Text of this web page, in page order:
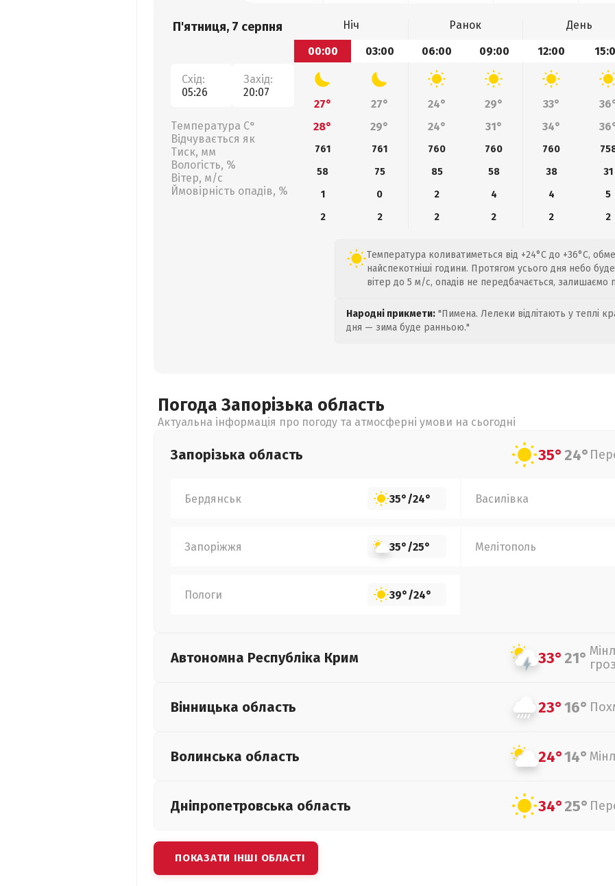
П'ятниця, 7 серпня
Схід:
05:26
Захід:
20:07
Температура С°
Відчувається як
Тиск, мм
Вологість, %
Вітер, м/с
Ймовірність опадів, %
Ніч Ранок День
00:00
03:00 06:00 09:00 12:00
27° 27° 24° 29° 33°
28°
29° 24° 31° 34°
761 761 760 760 760
58
75 85 58 38 31
1
0 2 4 4 5
2
2 2 2 2 2
Температура коливатиметься від +24°C до +36°C,
найспекотніші години. Протягом усього дня небо
вітер до 5 м/с, опадів не передбачається, залишаємо
Народні прикмети: "Пимена. Лелеки відлітають у теплі
дня — зима буде ранньою."
Погода Запорізька область
Актуальна інформація про погоду та атмосферні умови на сьогодні
Запорізька область 35°24°
Бердянськ 35°/24° Василівка
Запоріжжя 35°/25° Мелітополь
Пологи 39°/24°
Автономна Республіка Крим 33°21°
Вінницька область 23°16°
Волинська область 24°14°
Дніпропетровська область 34°25°
ПОКАЗАТИ ІНШІ ОБЛАСТІ